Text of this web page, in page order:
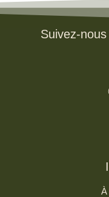
Suivez-
À